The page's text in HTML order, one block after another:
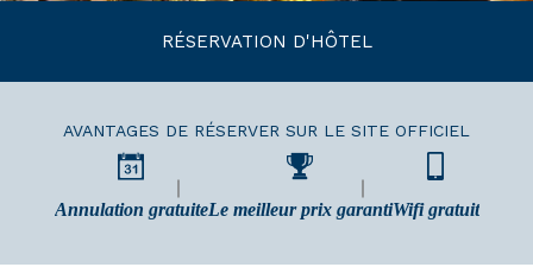
RÉSERVATION D'HÔTEL
AVANTAGES DE RÉSERVER SUR LE SITE OFFICIEL
Annulation gratuiteLe meilleur prix garantiWifi gratuit